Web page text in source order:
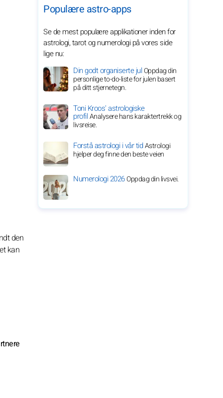
den
kan
Populære astro-apps
Se de mest populære applikationer inden for
astrologi, tarot og numerologi på vores side
lige nu:
Din godt organiserte julOppdag din
personlige to-do-liste for julen basert
på ditt stjernetegn.
Toni Kroos' astrologiske
profilAnalysere hans karaktertrekk og
livsreise.
Forstå astrologi i vår tidAstrologi
hjelper deg finne den beste veien
Numerologi 2026Oppdag din livsvei.